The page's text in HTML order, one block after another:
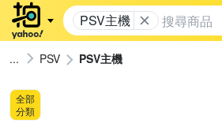
PSV主機
PSV PSV主機
全部
分類